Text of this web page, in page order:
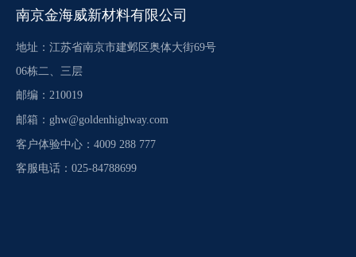
南京金海威新材料有限公司
地址：江苏省南京市建邺区奥体大街69号
06栋二、三层
邮编：210019
邮箱： ghw@goldenhighway.com
客户体验中心：4009 288 777
客服电话：025-84788699